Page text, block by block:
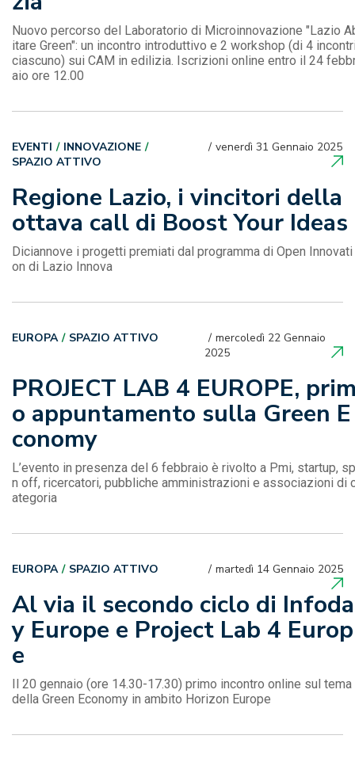
Nuovo percorso del Laboratorio di Microinnovazione "Lazio
itare Green": un incontro introduttivo e 2 workshop (di 4
ciascuno) sui CAM in edilizia. Iscrizioni online entro il 24
aio ore 12.00
Regione Lazio, i vincitori della
ottava call di Boost Your Ideas
venerdì 31 Gennaio 2025
EVENTI
INNOVAZIONE
SPAZIO ATTIVO
Diciannove i progetti premiati dal programma di Open Innovati
on di Lazio Innova
PROJECT LAB 4 EUROPE,
o appuntamento sulla Green E
conomy
mercoledì 22 Gennaio
2025
EUROPA SPAZIO ATTIVO
L’evento in presenza del 6 febbraio è rivolto a Pmi, startup,
n off, ricercatori, pubbliche amministrazioni e associazioni di
ategoria
Al via il secondo ciclo di Infoda
y Europe e Project Lab 4 Europ
e
martedì 14 Gennaio 2025
EUROPA SPAZIO ATTIVO
Il 20 gennaio (ore 14.30-17.30) primo incontro online sul tema
della Green Economy in ambito Horizon Europe